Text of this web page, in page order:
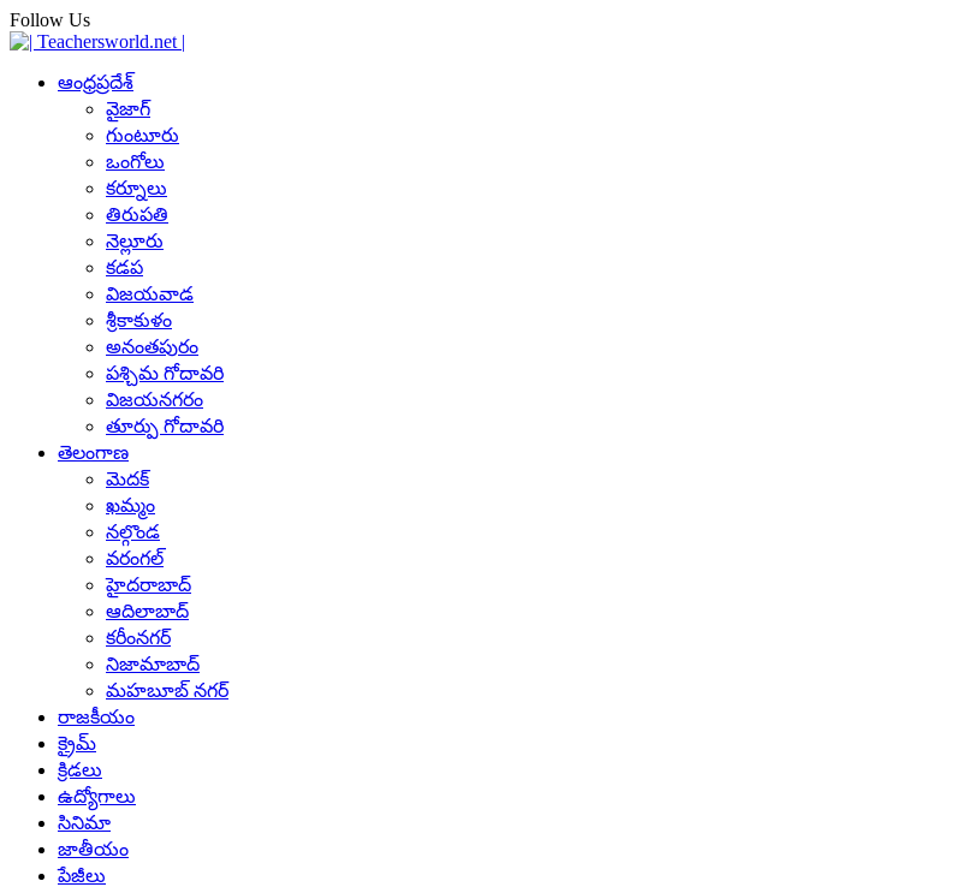
Follow Us
ఆంధ్రప్రదేశ్
వైజాగ్
గుంటూరు
ఒంగోలు
కర్నూలు
తిరుపతి
నెల్లూరు
కడప
విజయవాడ
శ్రీకాకుళం
అనంతపురం
పశ్చిమ గోదావరి
విజయనగరం
తూర్పు గోదావరి
తెలంగాణ
మెదక్
ఖమ్మం
నల్గొండ
వరంగల్
హైదరాబాద్
ఆదిలాబాద్
కరీంనగర్
నిజామాబాద్
మహబూబ్ నగర్
రాజకీయం
క్రైమ్
క్రిడలు
ఉద్యోగాలు
సినిమా
జాతీయం
పేజీలు